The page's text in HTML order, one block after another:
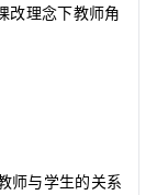
改理念下教师角
师与学生的关系